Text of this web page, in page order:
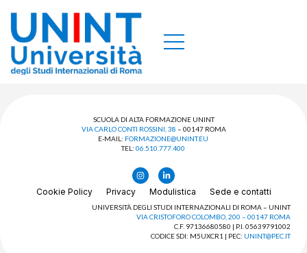
SCUOLA DI ALTA FORMAZIONE UNINT
VIA CARLO CONTI ROSSINI, 38 – 00147 ROMA
E-MAIL: FORMAZIONE@UNINT.EU
TEL: 06.510.777.400
Cookie Policy Privacy Modulistica Sede e contatti
UNIVERSITÀ DEGLI STUDI INTERNAZIONALI DI ROMA – UNINT
VIA CRISTOFORO COLOMBO, 200 – 00147 ROMA
C.F. 97136680580 | P.I. 05639791002
CODICE SDI: M5UXCR1 | PEC: UNINT@PEC.IT